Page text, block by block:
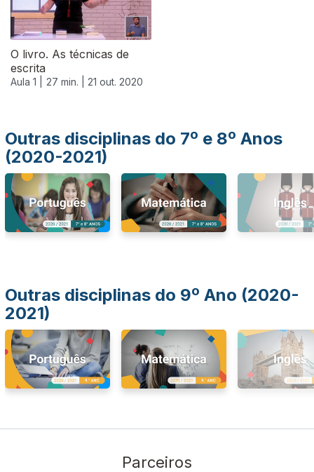
O livro. As técnicas de
escrita
Aula 1 | 27 min. | 21 out. 2020
Outras disciplinas do 7º e 8º Anos
(2020-2021)
Outras disciplinas do 9º Ano (2020-
2021)
Parceiros